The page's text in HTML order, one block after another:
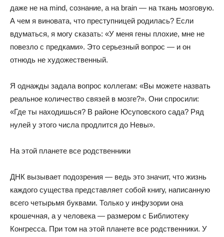
даже не на mind, сознание, а на brain — на ткань мозговую.
А чем я виновата, что преступницей родилась? Если
вдуматься, я могу сказать: «У меня гены плохие, мне не
повезло с предками». Это серьезный вопрос — и он
отнюдь не художественный.
Я однажды задала вопрос коллегам: «Вы можете назвать
реальное количество связей в мозге?». Они спросили:
«Где ты находишься? В районе Юсуповского сада? Ряд
нулей у этого числа продлится до Невы».
На этой планете все родственники
ДНК вызывает подозрения — ведь это значит, что жизнь
каждого существа представляет собой книгу, написанную
всего четырьмя буквами. Только у инфузории она
крошечная, а у человека — размером с Библиотеку
Конгресса. При том на этой планете все родственники. У